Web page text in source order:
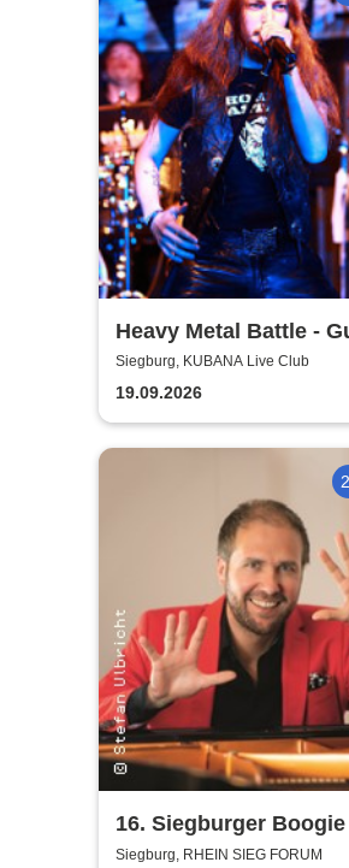
Heavy Metal Battle -
Barrel, Warwolf + 1
Siegburg, KUBANA Live Club
19.09.2026
16. Siegburger Boogie
Night
Siegburg, RHEIN SIEG FORUM